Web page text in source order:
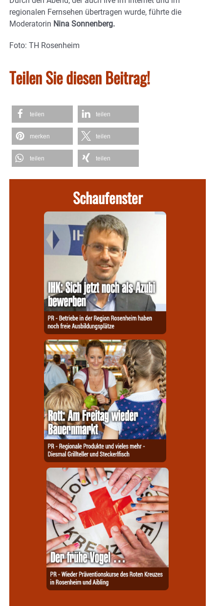
regionalen Fernsehen übertragen wurde, führte die
Moderatorin Nina Sonnenberg.
Foto: TH Rosenheim
Teilen Sie diesen Beitrag!
teilen teilen
merken teilen
teilen teilen
Schaufenster